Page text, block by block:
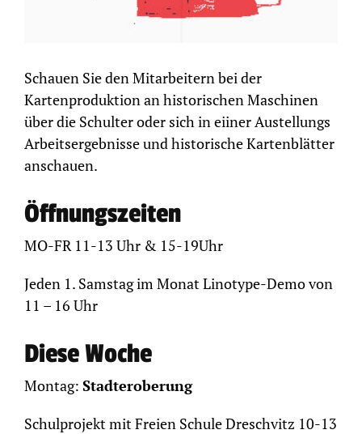
Schauen Sie den Mitarbeitern bei der
Kartenproduktion an historischen Maschinen
über die Schulter oder sich in eiiner Austellungs
Arbeitsergebnisse und historische Kartenblätter
anschauen.
Öffnungszeiten
MO-FR 11-13 Uhr & 15-19Uhr
Jeden 1. Samstag im Monat Linotype-Demo von
11 – 16 Uhr
Diese Woche
Montag: Stadteroberung
Schulprojekt mit Freien Schule Dreschvitz 10-13